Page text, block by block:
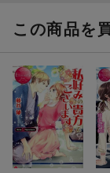
この商品を